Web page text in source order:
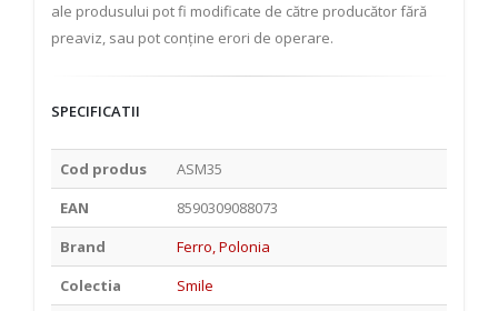
ale produsului pot fi modificate de către producător fără
preaviz, sau pot conține erori de operare.
SPECIFICATII
Cod produs
ASM35
EAN
8590309088073
Brand
Ferro, Polonia
Colectia
Smile